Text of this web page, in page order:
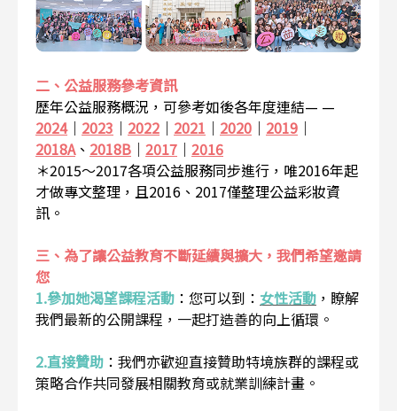
二、公益服務參考資訊
歷年公益服務概況，可參考如後各年度連結— —
2024｜ 2023 ｜ 2022 ｜ 2021 ｜ 2020 ｜ 2019 ｜
2018A、 2018B ｜ 2017 ｜ 2016
＊2015～2017各項公益服務同步進行，唯2016年起
才做專文整理，且2016、2017僅整理公益彩妝資
訊。
三、為了讓公益教育不斷延續與擴大，我們希望邀請
您
1.參加她渴望課程活動 ： 您可以到： 女性活動 ，瞭解
我們最新的公開課程，一起打造善的向上循環。
2.直接贊助 ： 我們亦歡迎直接贊助特境族群的課程或
策略合作共同發展相關教育或就業訓練計畫。